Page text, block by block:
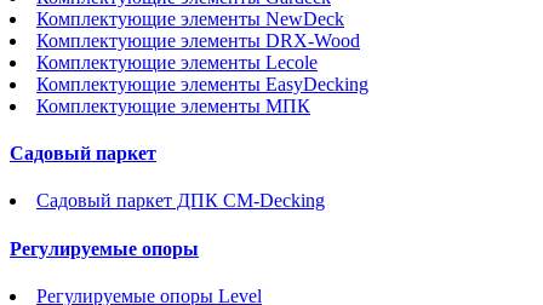
Комплектующие элементы NewDeck
Комплектующие элементы DRX-Wood
Комплектующие элементы Lecole
Комплектующие элементы EasyDecking
Комплектующие элементы МПК
Садовый паркет
Садовый паркет ДПК CM-Decking
Регулируемые опоры
Регулируемые опоры Level